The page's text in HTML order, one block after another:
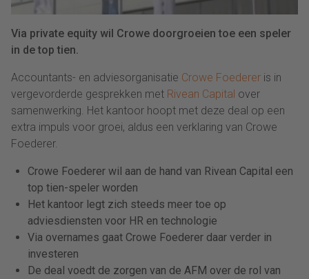
Via private equity wil Crowe doorgroeien toe een speler
in de top tien.
Accountants- en adviesorganisatie Crowe Foederer is in
vergevorderde gesprekken met Rivean Capital over
samenwerking. Het kantoor hoopt met deze deal op een
extra impuls voor groei, aldus een verklaring van Crowe
Foederer.
Crowe Foederer wil aan de hand van Rivean Capital een
top tien-speler worden
Het kantoor legt zich steeds meer toe op
adviesdiensten voor HR en technologie
Via overnames gaat Crowe Foederer daar verder in
investeren
De deal voedt de zorgen van de AFM over de rol van